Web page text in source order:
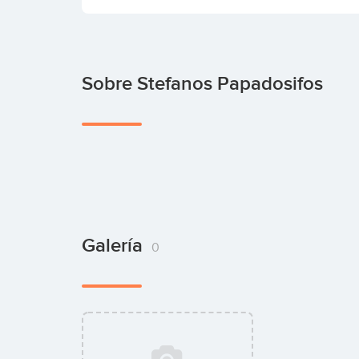
Sobre Stefanos Papadosifos
Galería 0